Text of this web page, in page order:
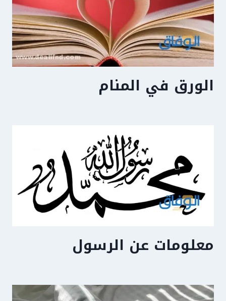
الورق في المنام
معلومات عن الرسول